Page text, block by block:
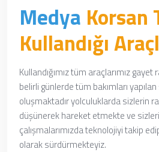
Medya Korsan
Kullandığı
Kullandığımız tüm araçlarımızgayet
belirli günlerde tüm bakımları
oluşmaktadır yolculuklarda sizlerin
düşünerek hareket etmekte ve
çalışmalarımızda teknolojiyi takip
olarak sürdürmekteyiz.